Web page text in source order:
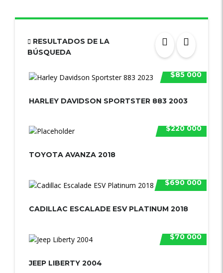
RESULTADOS DE LA
BÚSQUEDA
$85 000
HARLEY DAVIDSON SPORTSTER 883 2003
$220 000
TOYOTA AVANZA 2018
$690 000
CADILLAC ESCALADE ESV PLATINUM 2018
$70 000
JEEP LIBERTY 2004